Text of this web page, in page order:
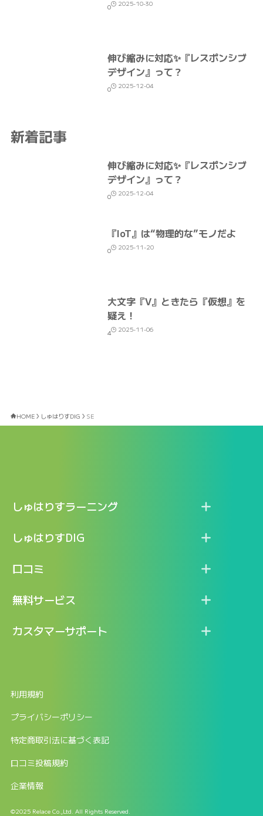
0 2025-10-30
伸び縮みに対応✨『レスポンシブ
デザイン』って？
0 2025-12-04
新着記事
伸び縮みに対応✨『レスポンシブ
デザイン』って？
0 2025-12-04
『IoT』は“物理的な”モノだよ
0 2025-11-20
大文字『V』ときたら『仮想』を
疑え！
4 2025-11-06
HOME しゅはりすDIG SE
しゅはりすラーニング
特長
料金
新着情報
ログイン
しゅはりすDIG
記事一覧
口コミ
口コミ一覧
無料サービス
LINEで『Iパス ならし学習』
カスタマーサポート
返金申請フォーム
利用規約
プライバシーポリシー
特定商取引法に基づく表記
口コミ投稿規約
企業情報
©2025 Relace Co.,Ltd. All Rights Reserved.